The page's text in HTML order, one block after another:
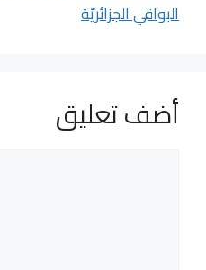
البواقي الجزائريّة
أضف تعليق